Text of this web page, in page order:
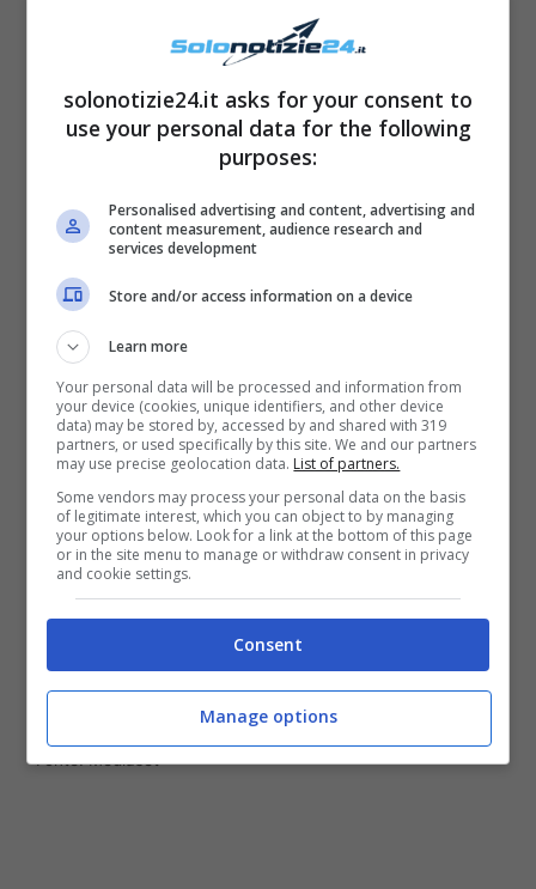
L’amore vero può mai finire veramente o,
semplicemente, si trasforma? A questo
Stefania Sandrelli (di recente avvistata al
Festival del Cinema di Venezia), che pur
riconoscendo, negli ultimi anni, di
più il suo compagno Giovanni ha scelto di
restargli vicinoa causa di una malattia che
l’ha colpito.
Fonte: Mediaset
solonotizie24.it asks for your consent to
use your personal data for the following
purposes:
Personalised advertising and content, advertising and
content measurement, audience research and
services development
Store and/or access information on a device
Learn more
Your personal data will be processed and information from
your device (cookies, unique identifiers, and other device
data) may be stored by, accessed by and shared with 319
partners, or used specifically by this site. We and our partners
may use precise geolocation data. List of partners.
Some vendors may process your personal data on the basis
of legitimate interest, which you can object to by managing
your options below. Look for a link at the bottom of this page
or in the site menu to manage or withdraw consent in privacy
and cookie settings.
Consent
Manage options